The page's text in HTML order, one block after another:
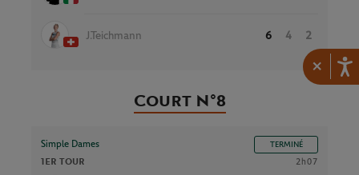
×
J.Teichmann 6 4 2
Court N°8
Simple Dames TERMINÉ
1ER TOUR 2h07